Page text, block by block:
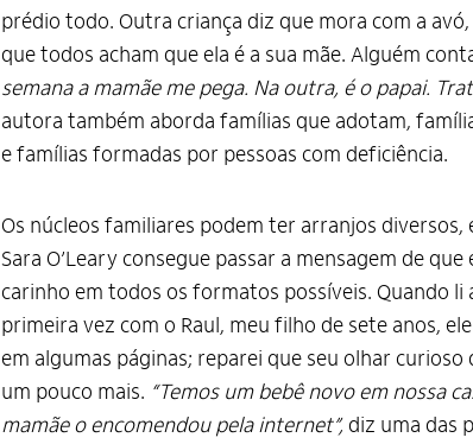
prédio todo. Outra criança diz que mora com a avó,
que todos acham que ela é a sua mãe. Alguém
semana a mamãe me pega. Na outra, é o papai.
autora também aborda famílias que adotam,
e famílias formadas por pessoas com deficiência.
Os núcleos familiares podem ter arranjos diversos,
Sara O’Leary consegue passar a mensagem de
carinho em todos os formatos possíveis. Quando li
primeira vez com o Raul, meu filho de sete anos,
em algumas páginas; reparei que seu olhar curioso
um pouco mais. “Temos um bebê novo em nossa
mamãe o encomendou pela internet”,diz uma das